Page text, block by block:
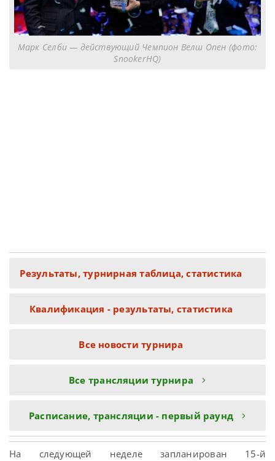
Марк Селби — действующий Чемпион Велш Опен (фото:
SnookerHQ)
Результаты, турнирная таблица, статистика
Квалификация - результаты, статистика
Все новости турнира
Все трансляции турнира
Расписание, трансляции - первый раунд
На следующей неделе запланирован 15-й